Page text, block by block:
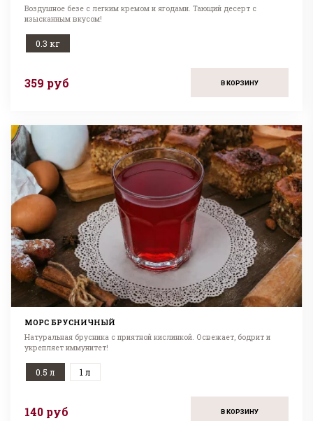
Воздушное безе с легким кремом и ягодами. Тающий десерт с
изысканным вкусом!
0.3 кг
359 руб В КОРЗИНУ
МОРС БРУСНИЧНЫЙ
Натуральная брусника с приятной кислинкой. Освежает, бодрит и
укрепляет иммунитет!
0.5 л 1 л
140 руб В КОРЗИНУ